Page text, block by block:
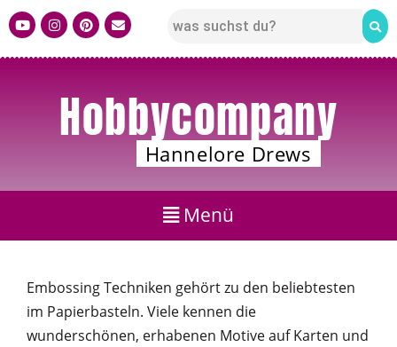
Hobbycompany
Hannelore Drews
Embossing Techniken gehört zu den beliebtesten
im Papierbasteln. Viele kennen die
wunderschönen, erhabenen Motive auf Karten und